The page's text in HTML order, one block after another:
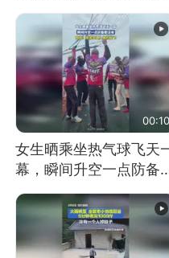
大桥这一幕，太震撼了！
00:10
女生晒乘坐热气球飞天
幕，瞬间升空一点防备
没有